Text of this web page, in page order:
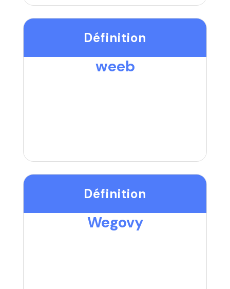
Définition
weeb
Définition
Wegovy